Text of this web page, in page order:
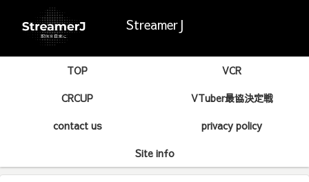
StreamerJ
TOP
VCR
CRCUP
VTuber最協決定戦
contact us
privacy policy
Site info